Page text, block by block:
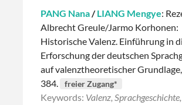
PANG Nana/LIANG Mengye:
Albrecht Greule/Jarmo Korhonen:
Historische Valenz. Einführung in
Erforschung der deutschen
auf valenztheoretischer Grundlage,
384.
freier Zugang*
Keywords: Valenz, Sprachgeschichte,